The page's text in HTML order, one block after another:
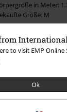
International
to visit EMP
Ok
in Meter:
Größe: M
Bewertung.
ideal für den
die Passform